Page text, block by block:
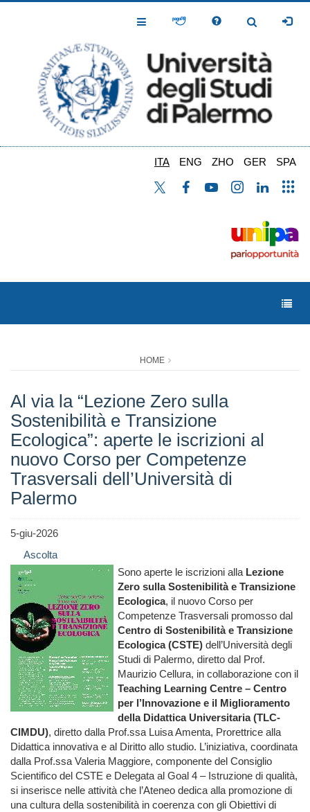
Toggle
Toggle
ITA ENG ZHO GER SPA
HOME
Al via la “Lezione Zero sulla
Sostenibilità e Transizione
Ecologica”: aperte le iscrizioni al
nuovo Corso per Competenze
Trasversali dell’Università di
Palermo
5-giu-2026
Ascolta
Sono aperte le iscrizioni alla Lezione
Zero sulla Sostenibilità e Transizione
Ecologica, il nuovo Corso per
Competenze Trasversali promosso dal
Centro di Sostenibilità e Transizione
Ecologica (CSTE) dell’Università degli
Studi di Palermo, diretto dal Prof.
Maurizio Cellura, in collaborazione con il
Teaching Learning Centre – Centro
per l’Innovazione e il Miglioramento
della Didattica Universitaria (TLC-
CIMDU), diretto dalla Prof.ssa Luisa Amenta, Prorettrice alla
Didattica innovativa e al Diritto allo studio. L’iniziativa, coordinata
dalla Prof.ssa Valeria Maggiore, componente del Consiglio
Scientifico del CSTE e Delegata al Goal 4 – Istruzione di qualità,
si inserisce nelle attività che l’Ateneo dedica alla promozione di
una cultura della sostenibilità in coerenza con gli Obiettivi di